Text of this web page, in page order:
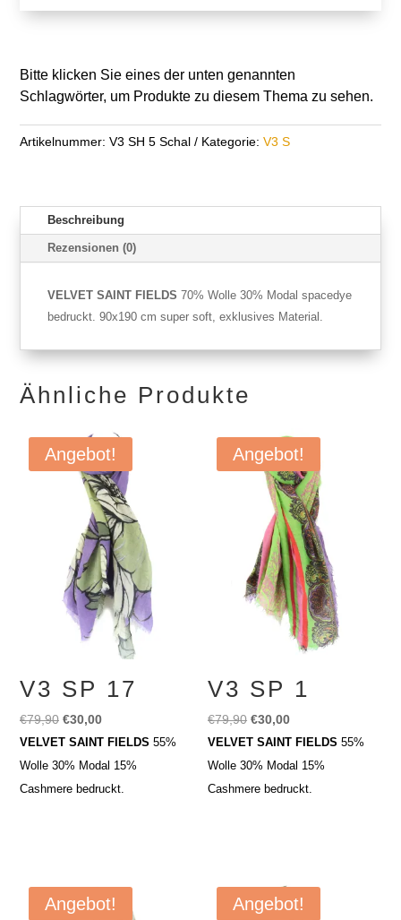
Bitte klicken Sie eines der unten genannten
Schlagwörter, um Produkte zu diesem Thema zu sehen.
Artikelnummer: V3 SH 5 Schal Kategorie: V3 S
Beschreibung
Rezensionen (0)
VELVET SAINT FIELDS 70% Wolle 30% Modal spacedye
bedruckt. 90x190 cm super soft, exklusives Material.
Ähnliche Produkte
Angebot!
V3 SP 17
€79,90 Ursprünglicher
Preis
war:
€79,90
€30,00Aktueller
Preis
ist:
€30,00.
VELVET SAINT FIELDS 55%
Wolle 30% Modal 15%
Cashmere bedruckt.
Angebot!
V3 SP 1
€79,90 Ursprünglicher
Preis
war:
€79,90
€30,00Aktueller
Preis
ist:
€30,00.
VELVET SAINT FIELDS55%
Wolle 30% Modal 15%
Cashmere bedruckt.
Angebot! Angebot!